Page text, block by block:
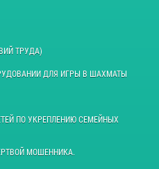
ТРУДА)
ДЛЯ ИГРЫ В ШАХМАТЫ
ПО УКРЕПЛЕНИЮ СЕМЕЙНЫХ
МОШЕННИКА.